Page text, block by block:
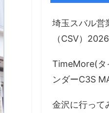
埼玉スバル営
（CSV）
TimeMore(タ
ンダーC3S
金沢に行って